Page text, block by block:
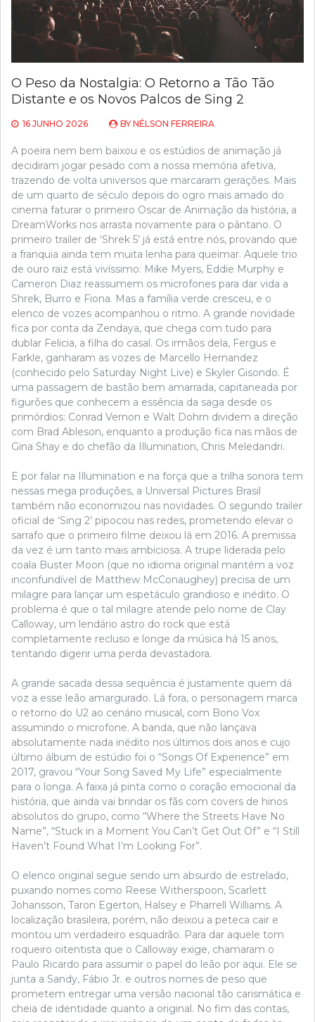
O Peso da Nostalgia: O Retorno a Tão Tão
Distante e os Novos Palcos de Sing 2
16 JUNHO 2026 BY NÉLSON FERREIRA
A poeira nem bem baixou e os estúdios de animação já
decidiram jogar pesado com a nossa memória afetiva,
trazendo de volta universos que marcaram gerações. Mais
de um quarto de século depois do ogro mais amado do
cinema faturar o primeiro Oscar de Animação da história, a
DreamWorks nos arrasta novamente para o pântano. O
primeiro trailer de ‘Shrek 5’ já está entre nós, provando que
a franquia ainda tem muita lenha para queimar. Aquele trio
de ouro raiz está vivíssimo: Mike Myers, Eddie Murphy e
Cameron Diaz reassumem os microfones para dar vida a
Shrek, Burro e Fiona. Mas a família verde cresceu, e o
elenco de vozes acompanhou o ritmo. A grande novidade
fica por conta da Zendaya, que chega com tudo para
dublar Felicia, a filha do casal. Os irmãos dela, Fergus e
Farkle, ganharam as vozes de Marcello Hernandez
(conhecido pelo Saturday Night Live) e Skyler Gisondo. É
uma passagem de bastão bem amarrada, capitaneada por
figurões que conhecem a essência da saga desde os
primórdios: Conrad Vernon e Walt Dohrn dividem a direção
com Brad Ableson, enquanto a produção fica nas mãos de
Gina Shay e do chefão da Illumination, Chris Meledandri.
E por falar na Illumination e na força que a trilha sonora tem
nessas mega produções, a Universal Pictures Brasil
também não economizou nas novidades. O segundo trailer
oficial de ‘Sing 2’ pipocou nas redes, prometendo elevar o
sarrafo que o primeiro filme deixou lá em 2016. A premissa
da vez é um tanto mais ambiciosa. A trupe liderada pelo
coala Buster Moon (que no idioma original mantém a voz
inconfundível de Matthew McConaughey) precisa de um
milagre para lançar um espetáculo grandioso e inédito. O
problema é que o tal milagre atende pelo nome de Clay
Calloway, um lendário astro do rock que está
completamente recluso e longe da música há 15 anos,
tentando digerir uma perda devastadora.
A grande sacada dessa sequência é justamente quem dá
voz a esse leão amargurado. Lá fora, o personagem marca
o retorno do U2 ao cenário musical, com Bono Vox
assumindo o microfone. A banda, que não lançava
absolutamente nada inédito nos últimos dois anos e cujo
último álbum de estúdio foi o “Songs Of Experience” em
2017, gravou “Your Song Saved My Life” especialmente
para o longa. A faixa já pinta como o coração emocional da
história, que ainda vai brindar os fãs com covers de hinos
absolutos do grupo, como “Where the Streets Have No
Name”, “Stuck in a Moment You Can’t Get Out Of” e “I Still
Haven’t Found What I’m Looking For”.
O elenco original segue sendo um absurdo de estrelado,
puxando nomes como Reese Witherspoon, Scarlett
Johansson, Taron Egerton, Halsey e Pharrell Williams. A
localização brasileira, porém, não deixou a peteca cair e
montou um verdadeiro esquadrão. Para dar aquele tom
roqueiro oitentista que o Calloway exige, chamaram o
Paulo Ricardo para assumir o papel do leão por aqui. Ele se
junta a Sandy, Fábio Jr. e outros nomes de peso que
prometem entregar uma versão nacional tão carismática e
cheia de identidade quanto a original. No fim das contas,